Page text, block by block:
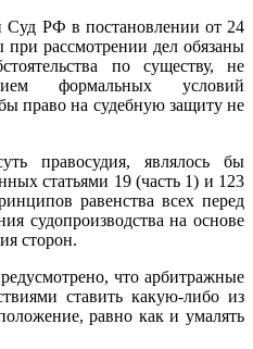
Суд РФ в постановлении от 24
рассмотрении дел обязаны
по существу, не
формальных условий
право на судебную защиту не
правосудия, являлось бы
статьями 19 (часть 1) и 123
равенства всех перед
судопроизводства на основе
сторон.
что арбитражные
ставить какую-либо из
равно как и умалять